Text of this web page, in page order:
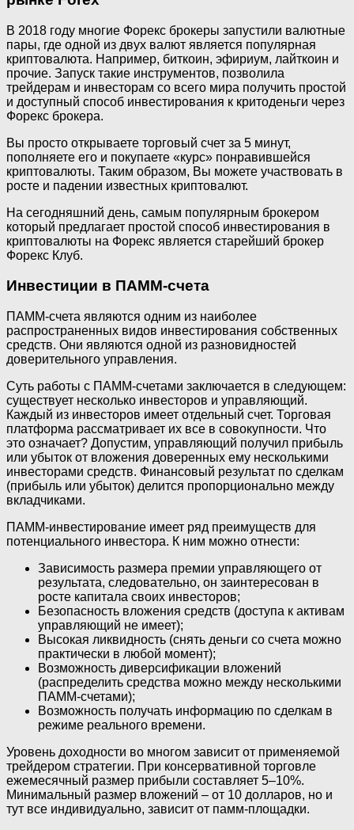
В 2018 году многие Форекс брокеры запустили валютные
пары, где одной из двух валют является популярная
криптовалюта. Например, биткоин, эфириум, лайткоин и
прочие. Запуск такие инструментов, позволила
трейдерам и инвесторам со всего мира получить простой
и доступный способ инвестирования к критоденьги через
Форекс брокера.
Вы просто открываете торговый счет за 5 минут,
пополняете его и покупаете «курс» понравившейся
криптовалюты. Таким образом, Вы можете участвовать в
росте и падении известных криптовалют.
На сегодняшний день, самым популярным брокером
который предлагает простой способ инвестирования в
криптовалюты на Форекс является старейший брокер
Форекс Клуб.
Инвестиции в ПАММ-счета
ПАММ-счета являются одним из наиболее
распространенных видов инвестирования собственных
средств. Они являются одной из разновидностей
доверительного управления.
Суть работы с ПАММ-счетами заключается в следующем:
существует несколько инвесторов и управляющий.
Каждый из инвесторов имеет отдельный счет. Торговая
платформа рассматривает их все в совокупности. Что
это означает? Допустим, управляющий получил прибыль
или убыток от вложения доверенных ему несколькими
инвесторами средств. Финансовый результат по сделкам
(прибыль или убыток) делится пропорционально между
вкладчиками.
ПАММ-инвестирование имеет ряд преимуществ для
потенциального инвестора. К ним можно отнести:
Зависимость размера премии управляющего от
результата, следовательно, он заинтересован в
росте капитала своих инвесторов;
Безопасность вложения средств (доступа к активам
управляющий не имеет);
Высокая ликвидность (снять деньги со счета можно
практически в любой момент);
Возможность диверсификации вложений
(распределить средства можно между несколькими
ПАММ-счетами);
Возможность получать информацию по сделкам в
режиме реального времени.
Уровень доходности во многом зависит от применяемой
трейдером стратегии. При консервативной торговле
ежемесячный размер прибыли составляет 5–10%.
Минимальный размер вложений – от 10 долларов, но и
тут все индивидуально, зависит от памм-площадки.